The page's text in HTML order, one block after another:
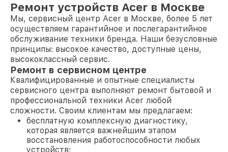
Ремонт устройств Acer в Москве
Мы, сервисный центр Acer в Москве, более 5 лет
осуществляем гарантийное и послегарантийное
обслуживание техники бренда. Наши безусловные
принципы: высокое качество, доступные цены,
высококлассный сервис.
Ремонт в сервисном центре
Квалифицированные и опытные специалисты
сервисного центра выполняют ремонт бытовой и
профессиональной техники Acer любой
сложности. Своим клиентам мы предлагаем:
бесплатную комплексную диагностику,
которая является важнейшим этапом
восстановления работоспособности любых
устройств;